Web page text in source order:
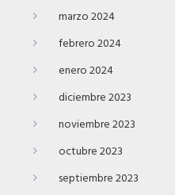
marzo 2024
febrero 2024
enero 2024
diciembre 2023
noviembre 2023
octubre 2023
septiembre 2023